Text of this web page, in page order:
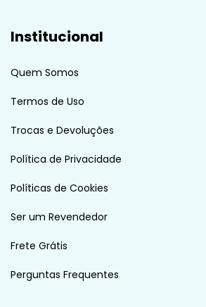
Institucional
Quem Somos
Termos de Uso
Trocas e Devoluções
Política de Privacidade
Políticas de Cookies
Ser um Revendedor
Frete Grátis
Perguntas Frequentes